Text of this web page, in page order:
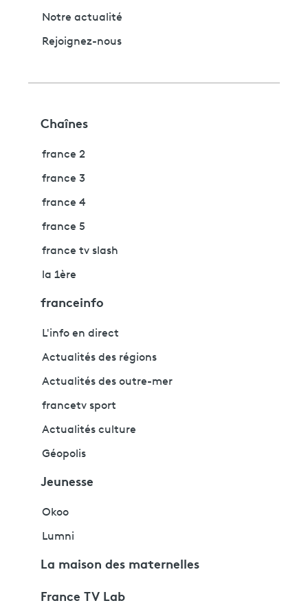
Notre actualité
Rejoignez-nous
Chaînes
france 2
france 3
france 4
france 5
france tv slash
la 1ère
franceinfo
L'info en direct
Actualités des régions
Actualités des outre-mer
francetv sport
Actualités culture
Géopolis
Jeunesse
Okoo
Lumni
La maison des maternelles
France TV Lab